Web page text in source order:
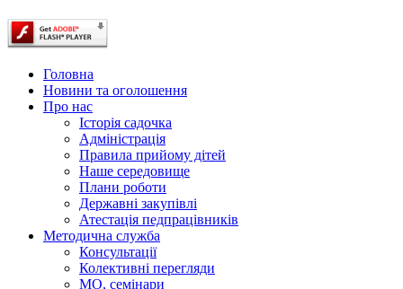
Головна
Новини та оголошення
Про нас
Історія садочка
Адміністрація
Правила прийому дітей
Наше середовище
Плани роботи
Державні закупівлі
Атестація педпрацівників
Методична служба
Консультації
Колективні перегляди
МО, семінари